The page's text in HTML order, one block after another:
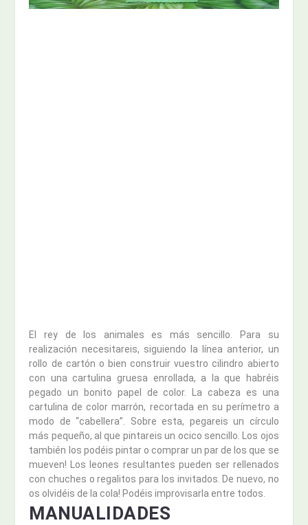
El rey de los animales es más sencillo. Para su
realización necesitareis, siguiendo la línea anterior, un
rollo de cartón o bien construir vuestro cilindro abierto
con una cartulina gruesa enrollada, a la que habréis
pegado un bonito papel de color. La cabeza es una
cartulina de color marrón, recortada en su perímetro a
modo de “cabellera”. Sobre esta, pegareis un círculo
más pequeño, al que pintareis un ocico sencillo. Los ojos
también los podéis pintar o comprar un par de los que se
mueven! Los leones resultantes pueden ser rellenados
con chuches o regalitos para los invitados. De nuevo, no
os olvidéis de la cola! Podéis improvisarla entre todos.
MANUALIDADES